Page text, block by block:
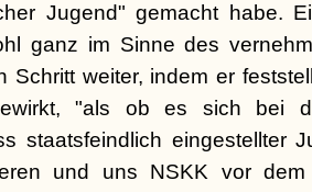
Jugend" gemacht habe.
ganz im Sinne des
Schritt weiter, indem er
"als ob es sich bei
staatsfeindlich eingestellter
und uns NSKK vor dem